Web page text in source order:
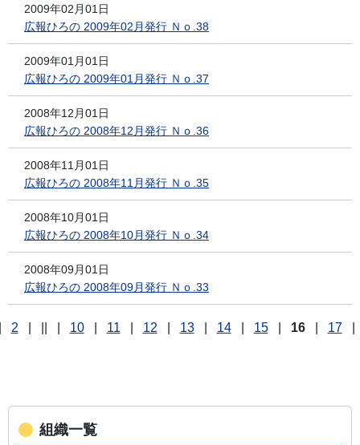
2009年02月01日
広報ひろの 2009年02月発行 Ｎｏ.38
2009年01月01日
広報ひろの 2009年01月発行 Ｎｏ.37
2008年12月01日
広報ひろの 2008年12月発行 Ｎｏ.36
2008年11月01日
広報ひろの 2008年11月発行 Ｎｏ.35
2008年10月01日
広報ひろの 2008年10月発行 Ｎｏ.34
2008年09月01日
広報ひろの 2008年09月発行 Ｎｏ.33
2 10 11 12 13 14 15 16 17
組織一覧